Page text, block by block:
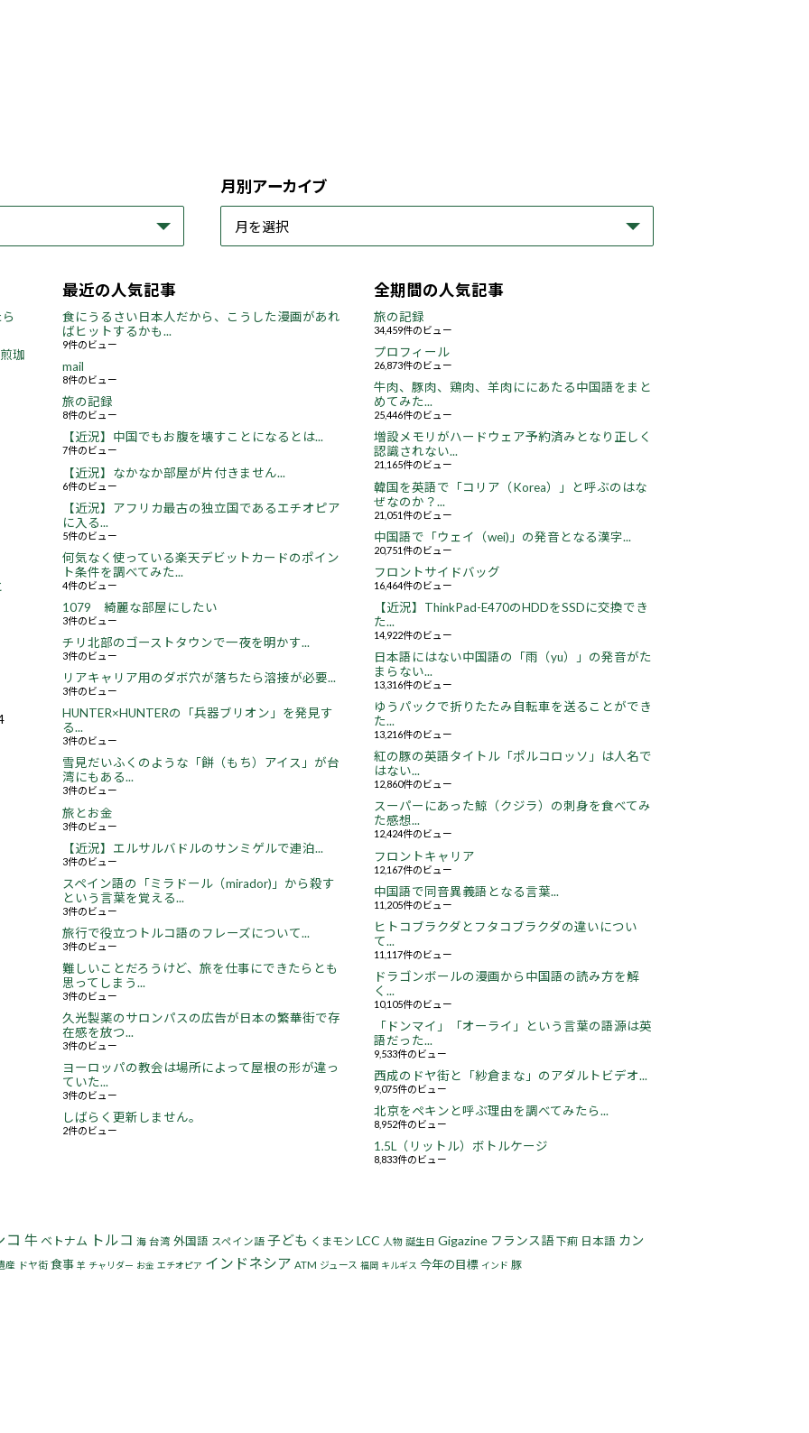
月別アーカイブ
珈
最近の人気記事
食にうるさい日本人だから、こうした漫画があれ
ばヒットするかも...
9件のビュー
mail
8件のビュー
旅の記録
8件のビュー
【近況】中国でもお腹を壊すことになるとは...
7件のビュー
【近況】なかなか部屋が片付きません...
6件のビュー
【近況】アフリカ最古の独立国であるエチオピア
に入る...
5件のビュー
何気なく使っている楽天デビットカードのポイン
ト条件を調べてみた...
4件のビュー
1079 綺麗な部屋にしたい
3件のビュー
チリ北部のゴーストタウンで一夜を明かす...
3件のビュー
リアキャリア用のダボ穴が落ちたら溶接が必要...
3件のビュー
HUNTER×HUNTERの「兵器ブリオン」を発見す
る...
3件のビュー
雪見だいふくのような「餅（もち）アイス」が台
湾にもある...
3件のビュー
旅とお金
3件のビュー
【近況】エルサルバドルのサンミゲルで連泊...
3件のビュー
スペイン語の「ミラドール（mirador)」から殺す
という言葉を覚える...
3件のビュー
旅行で役立つトルコ語のフレーズについて...
3件のビュー
難しいことだろうけど、旅を仕事にできたらとも
思ってしまう...
3件のビュー
久光製薬のサロンパスの広告が日本の繁華街で存
在感を放つ...
3件のビュー
ヨーロッパの教会は場所によって屋根の形が違っ
ていた...
3件のビュー
しばらく更新しません。
2件のビュー
全期間の人気記事
旅の記録
34,459件のビュー
プロフィール
26,873件のビュー
牛肉、豚肉、鶏肉、羊肉ににあたる中国語をまと
めてみた...
25,446件のビュー
増設メモリがハードウェア予約済みとなり正しく
認識されない...
21,165件のビュー
韓国を英語で「コリア（Korea）」と呼ぶのはな
ぜなのか？...
21,051件のビュー
中国語で「ウェイ（wei)」の発音となる漢字...
20,751件のビュー
フロントサイドバッグ
16,464件のビュー
【近況】ThinkPad-E470のHDDをSSDに交換でき
た...
14,922件のビュー
日本語にはない中国語の「雨（yu）」の発音がた
まらない...
13,316件のビュー
ゆうパックで折りたたみ自転車を送ることができ
た...
13,216件のビュー
紅の豚の英語タイトル「ポルコロッソ」は人名で
はない...
12,860件のビュー
スーパーにあった鯨（クジラ）の刺身を食べてみ
た感想...
12,424件のビュー
フロントキャリア
12,167件のビュー
中国語で同音異義語となる言葉...
11,205件のビュー
ヒトコブラクダとフタコブラクダの違いについ
て...
11,117件のビュー
ドラゴンボールの漫画から中国語の読み方を解
く...
10,105件のビュー
「ドンマイ」「オーライ」という言葉の語源は英
語だった...
9,533件のビュー
西成のドヤ街と「紗倉まな」のアダルトビデオ...
9,075件のビュー
北京をペキンと呼ぶ理由を調べてみたら...
8,952件のビュー
1.5L（リットル）ボトルケージ
8,833件のビュー
コ 牛 ベトナム トルコ 海 台湾 外国語 スペイン語 子ども くまモン LCC 人物 誕生日 Gigazine フランス語 下痢 日本語 カン
産 ドヤ街 食事 羊 チャリダー お金 エチオピア インドネシア ATM ジュース 福岡 キルギス 今年の目標 インド 豚